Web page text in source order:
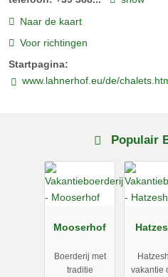
Naar de kaart
Voor richtingen
Startpagina:
www.lahnerhof.eu/de/
Populair
Mooserhof
Boerderij met
traditie
vakantie